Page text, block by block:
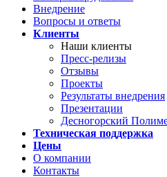
Внедрение
Вопросы и ответы
Клиенты
Наши клиенты
Пресс-релизы
Отзывы
Проекты
Результаты внедрения
Презентации
Десногорский
Техническая поддержка
Цены
О компании
Контакты